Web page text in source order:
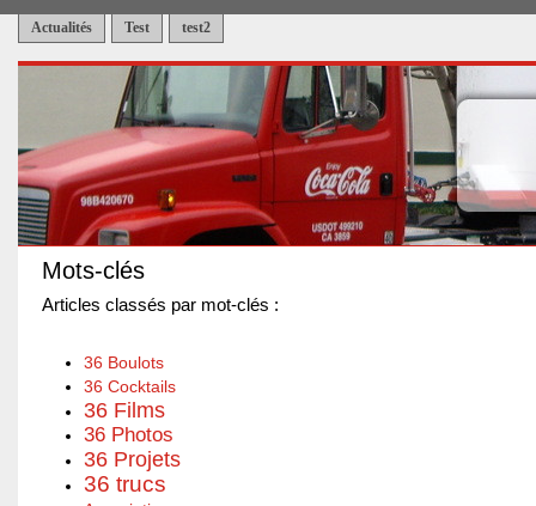
Actualités Test test2
Mots-clés
Articles classés par mot-clés :
36 Boulots
36 Cocktails
36 Films
36 Photos
36 Projets
36 trucs